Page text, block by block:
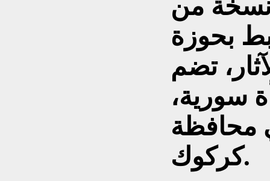
نسخة من
بحوزة
تضم
سورية،
محافظة
كركوك.